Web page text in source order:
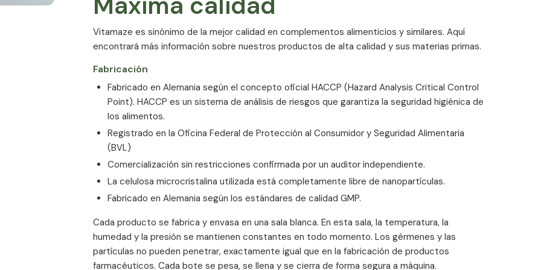
el mundo. Un aporte suficiente
muscular normal, a una absorción y
normales de calcio en sangre, a la
de vitamina D3 sea aún más eficaz
huesos fuertes, especialmente para
ya que la vitamina K2 se encuentra
procedentes de animales criados en
biodisponible y bien tolerada,
Vitamaze es sinónimo de la mejor calidad en complementos alimenticios y similares. Aquí
encontrará más información sobre nuestros productos de alta calidad y sus materias primas.
Fabricación
Fabricado en Alemania según el concepto oficial HACCP (Hazard Analysis Critical Control
Point). HACCP es un sistema de análisis de riesgos que garantiza la seguridad higiénica de
los alimentos.
Registrado en la Oficina Federal de Protección al Consumidor y Seguridad Alimentaria
(BVL)
Comercialización sin restricciones confirmada por un auditor independiente.
La celulosa microcristalina utilizada está completamente libre de nanopartículas.
Fabricado en Alemania según los estándares de calidad GMP.
Cada producto se fabrica y envasa en una sala blanca. En esta sala, la temperatura, la
humedad y la presión se mantienen constantes en todo momento. Los gérmenes y las
partículas no pueden penetrar, exactamente igual que en la fabricación de productos
farmacéuticos. Cada bote se pesa, se llena y se cierra de forma segura a máquina.